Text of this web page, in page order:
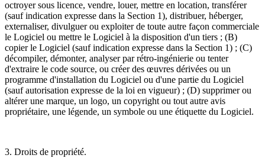
octroyer sous licence, vendre, louer, mettre en location, transférer
(sauf indication expresse dans la Section 1), distribuer, héberger,
externaliser, divulguer ou exploiter de toute autre façon commerciale
le Logiciel ou mettre le Logiciel à la disposition d'un tiers ; (B)
copier le Logiciel (sauf indication expresse dans la Section 1) ; (C)
décompiler, démonter, analyser par rétro-ingénierie ou tenter
d'extraire le code source, ou créer des œuvres dérivées ou un
programme d'installation du Logiciel ou d'une partie du Logiciel
(sauf autorisation expresse de la loi en vigueur) ; (D) supprimer ou
altérer une marque, un logo, un copyright ou tout autre avis
propriétaire, une légende, un symbole ou une étiquette du Logiciel.
3. Droits de propriété.